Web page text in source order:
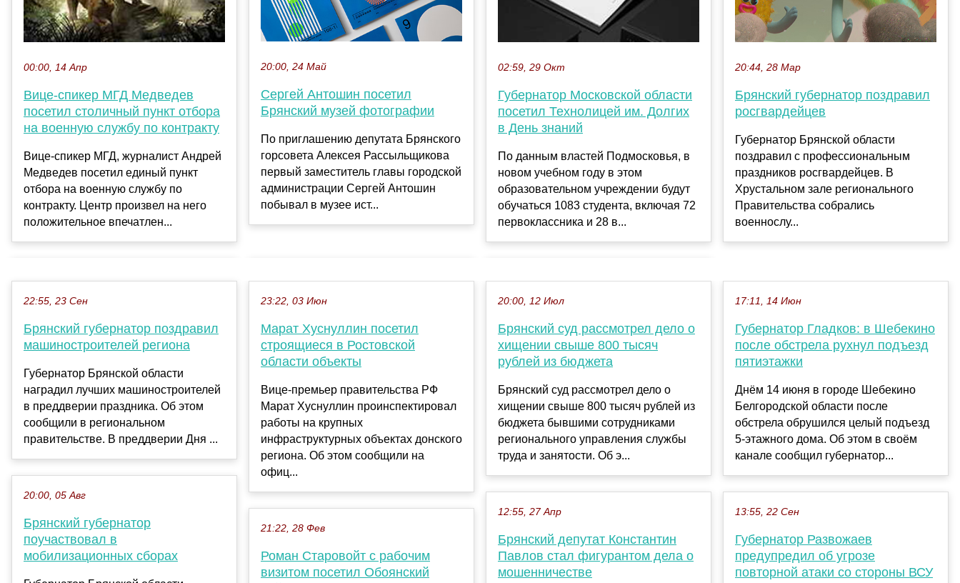
00:00, 14 Апр
Вице-спикер МГД Медведев
посетил столичный пункт отбора
на военную службу по контракту
Вице-спикер МГД, журналист Андрей
Медведев посетил единый пункт
отбора на военную службу по
контракту. Центр произвел на него
положительное впечатлен...
20:00, 24 Май
Сергей Антошин посетил
Брянский музей фотографии
По приглашению депутата Брянского
горсовета Алексея Рассыльщикова
первый заместитель главы городской
администрации Сергей Антошин
побывал в музее ист...
02:59, 29 Окт
Губернатор Московской области
посетил Технолицей им. Долгих
в День знаний
По данным властей Подмосковья, в
новом учебном году в этом
образовательном учреждении будут
обучаться 1083 студента, включая 72
первоклассника и 28 в...
20:44, 28 Мар
Брянский губернатор поздравил
росгвардейцев
Губернатор Брянской области
поздравил с профессиональным
праздников росгвардейцев. В
Хрустальном зале регионального
Правительства собрались
военнослу...
22:55, 23 Сен
Брянский губернатор поздравил
машиностроителей региона
Губернатор Брянской области
наградил лучших машиностроителей
в преддверии праздника. Об этом
сообщили в региональном
правительстве. В преддверии Дня ...
20:00, 05 Авг
Брянский губернатор
поучаствовал в
мобилизационных сборах
23:22, 03 Июн
Марат Хуснуллин посетил
строящиеся в Ростовской
области объекты
Вице-премьер правительства РФ
Марат Хуснуллин проинспектировал
работы на крупных
инфраструктурных объектах донского
региона. Об этом сообщили на
офиц...
21:22, 28 Фев
Роман Старовойт с рабочим
визитом посетил Обоянский
20:00, 12 Июл
Брянский суд рассмотрел дело о
хищении свыше 800 тысяч
рублей из бюджета
Брянский суд рассмотрел дело о
хищении свыше 800 тысяч рублей из
бюджета бывшими сотрудниками
регионального управления службы
труда и занятости. Об э...
12:55, 27 Апр
Брянский депутат Константин
Павлов стал фигурантом дела о
мошенничестве
17:11, 14 Июн
Губернатор Гладков: в Шебекино
после обстрела рухнул подъезд
пятиэтажки
Днём 14 июня в городе Шебекино
Белгородской области после
обстрела обрушился целый подъезд
5-этажного дома. Об этом в своём
канале сообщил губернатор...
13:55, 22 Сен
Губернатор Развожаев
предупредил об угрозе
повторной атаки со стороны ВСУ